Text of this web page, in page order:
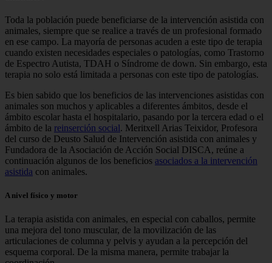
Toda la población puede beneficiarse de la intervención asistida con
animales, siempre que se realice a través de un profesional formado
en ese campo. La mayoría de personas acuden a este tipo de terapia
cuando existen necesidades especiales o patologías, como Trastorno
de Espectro Autista, TDAH o Síndrome de down. Sin embargo, esta
terapia no solo está limitada a personas con este tipo de patologías.
Es bien sabido que los beneficios de las intervenciones asistidas con
animales son muchos y aplicables a diferentes ámbitos, desde el
ámbito escolar hasta el hospitalario, pasando por la tercera edad o el
ámbito de la reinserción social. Meritxell Arias Teixidor, Profesora
del curso de Deusto Salud de Intervención asistida con animales y
Fundadora de la Asociación de Acción Social DISCA, reúne a
continuación algunos de los beneficios asociados a la intervención
asistida con animales.
A nivel físico y motor
La terapia asistida con animales, en especial con caballos, permite
una mejora del tono muscular, de la movilización de las
articulaciones de columna y pelvis y ayudan a la percepción del
esquema corporal. De la misma manera, permite trabajar la